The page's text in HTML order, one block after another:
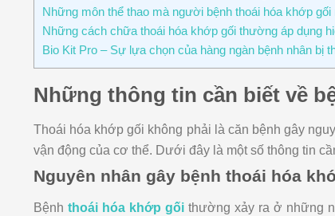
Những môn thể thao mà người bệnh thoái hóa khớp gối
Những cách chữa thoái hóa khớp gối thường áp dụng
Bio Kit Pro – Sự lựa chọn của hàng ngàn bệnh nhân bị
Những thông tin cần biết về
Thoái hóa khớp gối không phải là căn bệnh gây
vận động của cơ thể. Dưới đây là một số thông tin
Nguyên nhân gây bệnh thoái hóa
Bệnh thoái hóa khớp gốithường xảy ra ở những